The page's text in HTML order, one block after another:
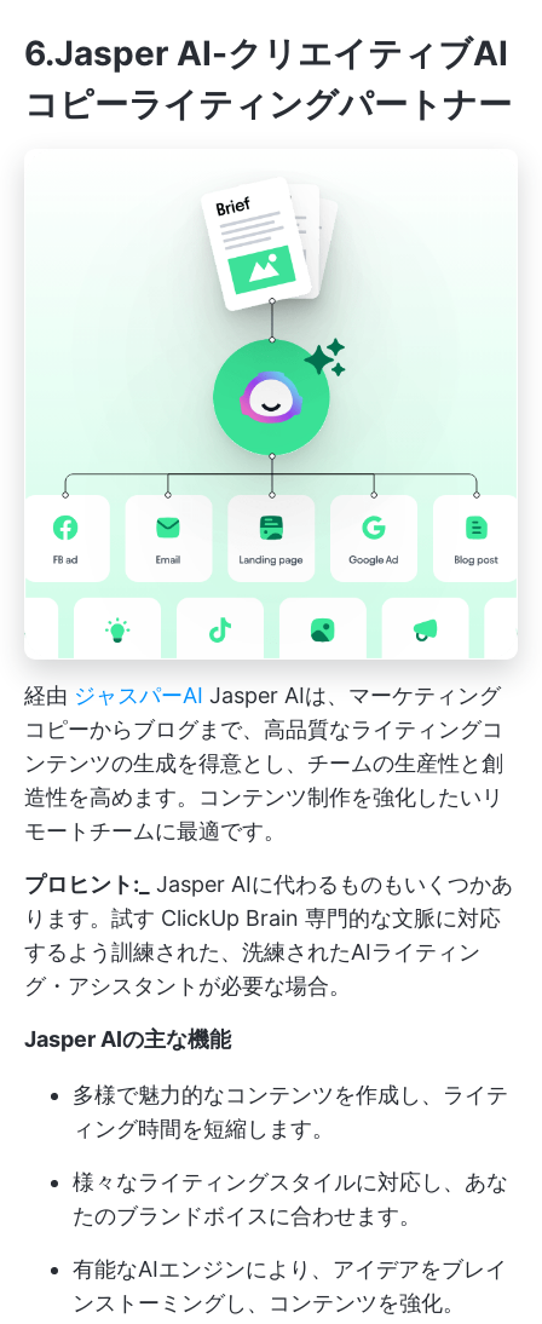
6.Jasper AI-クリエイティブAI
コピーライティングパートナー
経由 ジャスパーAI Jasper AIは、マーケティング
コピーからブログまで、高品質なライティングコ
ンテンツの生成を得意とし、チームの生産性と創
造性を高めます。コンテンツ制作を強化したいリ
モートチームに最適です。
プロヒント:_
Jasper AIに代わるものもいくつかあ
ります。試す ClickUp Brain 専門的な文脈に対応
するよう訓練された、洗練されたAIライティン
グ・アシスタントが必要な場合。
Jasper AIの主な機能
多様で魅力的なコンテンツを作成し、ライテ
ィング時間を短縮します。
様々なライティングスタイルに対応し、あな
たのブランドボイスに合わせます。
有能なAIエンジンにより、アイデアをブレイ
ンストーミングし、コンテンツを強化。